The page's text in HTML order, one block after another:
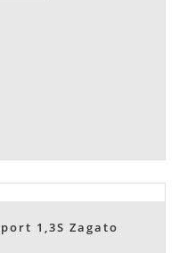
1,3S Zagato